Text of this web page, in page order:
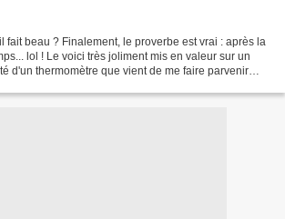
fait beau ? Finalement, le proverbe est vrai : après la
lol ! Le voici très joliment mis en valeur sur un
d'un thermomètre que vient de me faire parvenir